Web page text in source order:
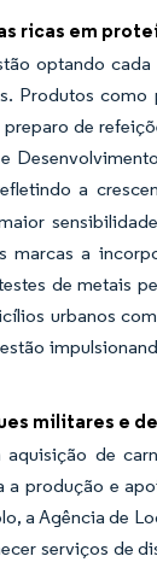
ricas em
optando
Produtos
de
a
marcas a
de metais
urbanos
militares e
de
produção e
a Agência de
serviços de